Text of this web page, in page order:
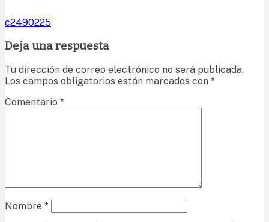
c2490225
Deja una respuesta
Tu dirección de correo electrónico no será publicada.
Los campos obligatorios están marcados con *
Comentario *
Nombre *